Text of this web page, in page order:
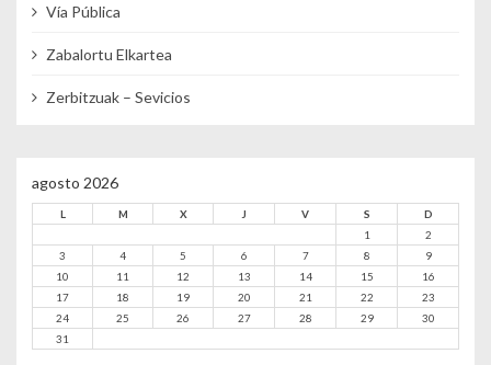
Vía Pública
Zabalortu Elkartea
Zerbitzuak – Sevicios
agosto 2026
L M X J V S
D
1
2
3
4 5 6 7 8
9
10
11 12 13 14 15
16
17
18 19 20 21 22
23
24
25 26 27 28 29
30
31